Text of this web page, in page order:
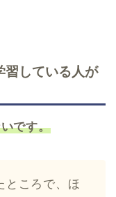
習している人が
です。
ところで、ほ